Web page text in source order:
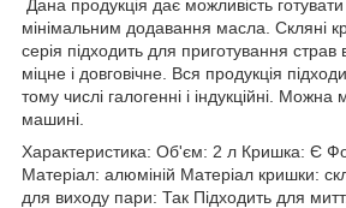
Дана продукція дає можливість
мінімальним додавання масла. Скляні
серія підходить для приготування страв
міцне і довговічне. Вся продукція
тому числі галогенні і індукційні.
машині.
Характеристика: Об'єм: 2 л Кришка: Є
Матеріал: алюміній Матеріал кришки:
для виходу пари: Так Підходить для